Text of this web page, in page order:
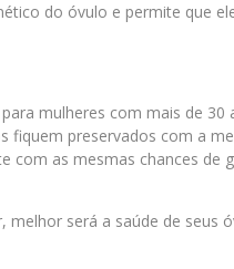
do óvulo e permite que
mulheres com mais de
fiquem preservados com a
as mesmas chances de
será a saúde de seus